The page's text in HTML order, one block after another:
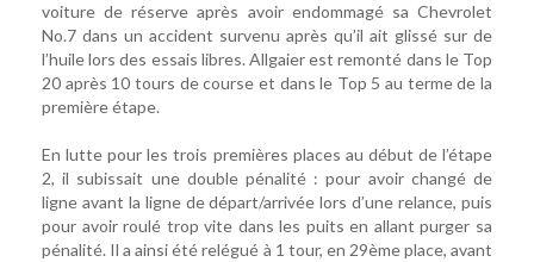
voiture de réserve après avoir endommagé sa Chevrolet
No.7 dans un accident survenu après qu’il ait glissé sur de
l’huile lors des essais libres. Allgaier est remonté dans le Top
20 après 10 tours de course et dans le Top 5 au terme de la
première étape.
En lutte pour les trois premières places au début de l’étape
2, il subissait une double pénalité : pour avoir changé de
ligne avant la ligne de départ/arrivée lors d’une relance, puis
pour avoir roulé trop vite dans les puits en allant purger sa
pénalité. Il a ainsi été relégué à 1 tour, en 29ème place, avant